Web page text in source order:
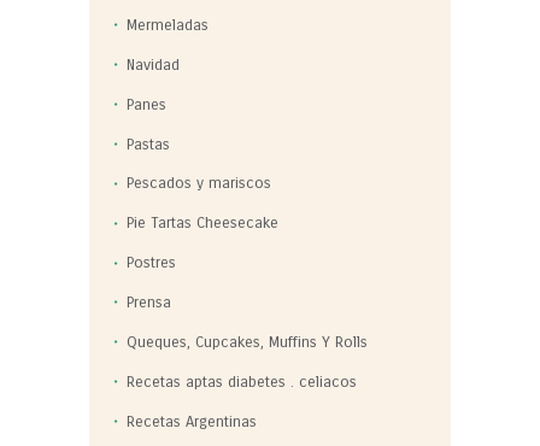
Mermeladas
Navidad
Panes
Pastas
Pescados y mariscos
Pie Tartas Cheesecake
Postres
Prensa
Queques, Cupcakes, Muffins Y Rolls
Recetas aptas diabetes . celiacos
Recetas Argentinas